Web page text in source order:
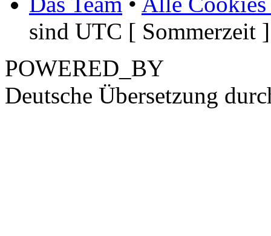
sind UTC [ Sommerzeit ]
POWERED_BY
Deutsche Übersetzung